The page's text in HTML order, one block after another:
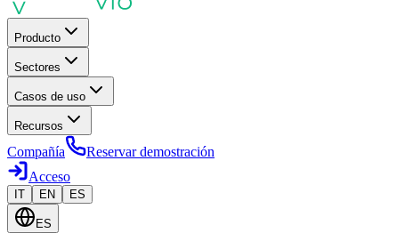
Producto
Sectores
Casos de uso
Recursos
Compañía
Reservar demostración
Acceso
IT EN ES
ES